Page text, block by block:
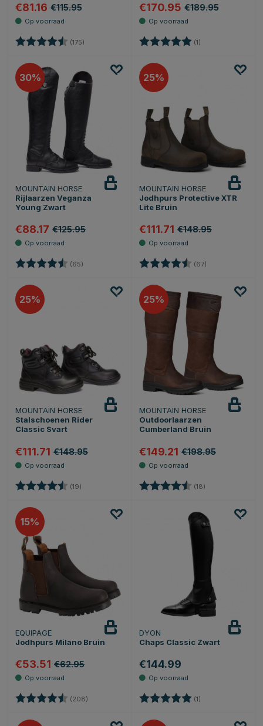
€81.16 €115.95
Beoordeling: (175)
€170.95 €189.95
Beoordeling: (1)
30
MOUNTAIN HORSE
Rijlaarzen Veganza
Young Zwart
€88.17 €125.95
Beoordeling: (65)
25
MOUNTAIN HORSE
Jodhpurs Protective XTR
Lite Bruin
€111.71 €148.95
Beoordeling: (67)
25
MOUNTAIN HORSE
Stalschoenen Rider
Classic Svart
€111.71 €148.95
Beoordeling: (19)
25
MOUNTAIN HORSE
Outdoorlaarzen
Cumberland Bruin
€149.21 €198.95
Beoordeling: (18)
15
EQUIPAGE
Jodhpurs Milano Bruin
€53.51 €62.95
Beoordeling: (208)
DYON
Chaps Classic Zwart
€144.99
Beoordeling: (1)